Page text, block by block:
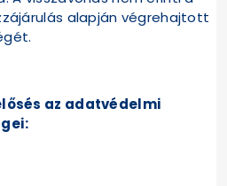
alapján végrehajtott
az adatvédelmi